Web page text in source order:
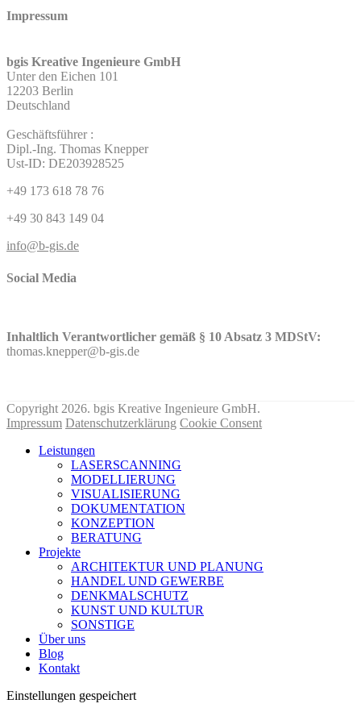
Impressum
bgis Kreative Ingenieure GmbH
Unter den Eichen 101
12203 Berlin
Deutschland
Geschäftsführer :
Dipl.-Ing. Thomas Knepper
Ust-ID: DE203928525
+49 173 618 78 76
+49 30 843 149 04
info@b-gis.de
Social Media
Inhaltlich Verantwortlicher gemäß § 10 Absatz 3 MDStV:
thomas.knepper@b-gis.de
Copyright 2026. bgis Kreative Ingenieure GmbH.
Impressum Datenschutzerklärung Cookie Consent
Leistungen
LASERSCANNING
MODELLIERUNG
VISUALISIERUNG
DOKUMENTATION
KONZEPTION
BERATUNG
Projekte
ARCHITEKTUR UND PLANUNG
HANDEL UND GEWERBE
DENKMALSCHUTZ
KUNST UND KULTUR
SONSTIGE
Über uns
Blog
Kontakt
Einstellungen gespeichert